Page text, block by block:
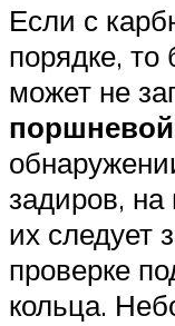
Если с
порядке,
может не
задиров,
их следует
проверке
кольца.